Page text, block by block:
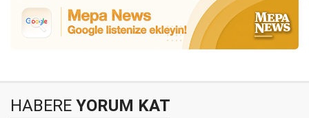
HABERE YORUM KAT